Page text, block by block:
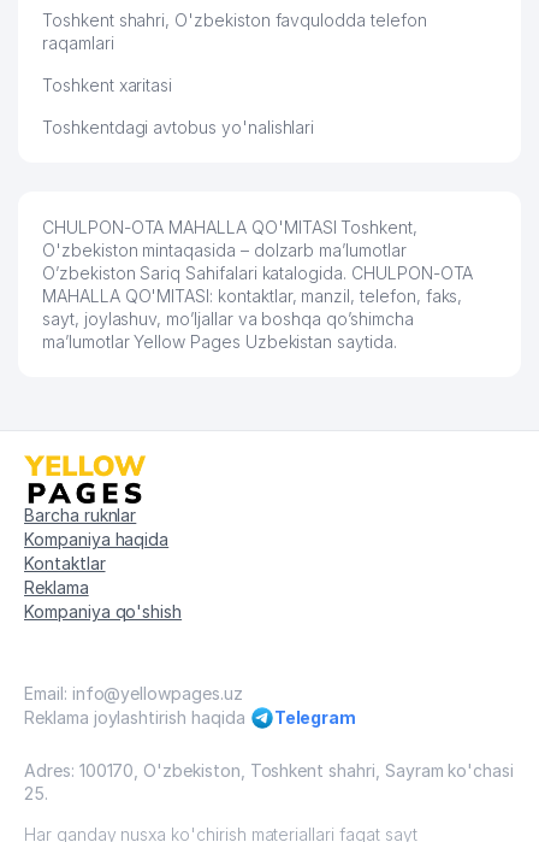
Toshkent shahri, O'zbekiston favqulodda telefon
raqamlari
Toshkent xaritasi
Toshkentdagi avtobus yo'nalishlari
CHULPON-OTA MAHALLA QO'MITASI Toshkent,
O'zbekiston mintaqasida – dolzarb ma’lumotlar
O’zbekiston Sariq Sahifalari katalogida. CHULPON-OTA
MAHALLA QO'MITASI: kontaktlar, manzil, telefon, faks,
sayt, joylashuv, mo’ljallar va boshqa qo’shimcha
ma’lumotlar Yellow Pages Uzbekistan saytida.
Barcha ruknlar
Kompaniya haqida
Kontaktlar
Reklama
Kompaniya qo'shish
Email: info@yellowpages.uz
Reklama joylashtirish haqida
Telegram
Adres: 100170, O'zbekiston, Toshkent shahri, Sayram ko'chasi
25.
Har qanday nusxa ko'chirish materiallari faqat sayt